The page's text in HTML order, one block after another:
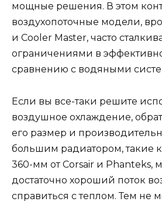
мощные решения. В этом
воздухопоточные модели,
и Cooler Master, часто
ограничениями в
сравнению с водяными
Если вы все-таки решите
воздушное охлаждение,
его размер и
большим радиатором, такие
360-мм от Corsair и Phanteks,
достаточно хороший поток
справиться с теплом. Тем не